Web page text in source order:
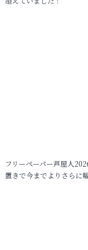
フリーペーパー芦屋人
置きで今までよりさらに